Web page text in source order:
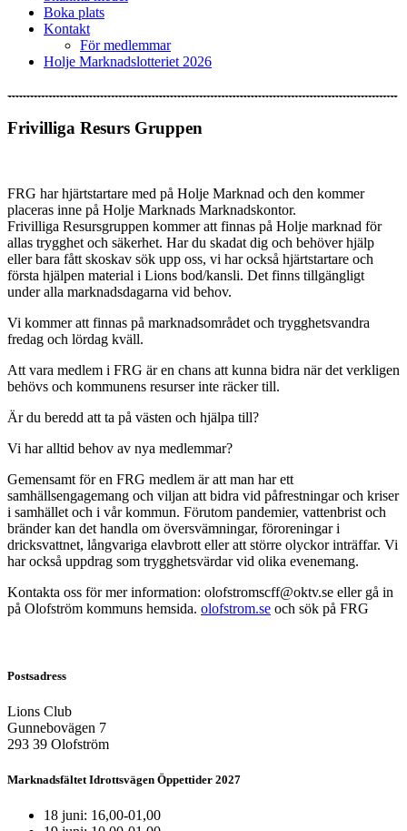
Boka plats
Kontakt
För medlemmar
Holje Marknadslotteriet 2026
Frivilliga Resurs Gruppen
FRG har hjärtstartare med på Holje Marknad och den kommer
placeras inne på Holje Marknads Marknadskontor.
Frivilliga Resursgruppen kommer att finnas på Holje marknad för
allas trygghet och säkerhet. Har du skadat dig och behöver hjälp
eller bara fått skoskav sök upp oss, vi har också hjärtstartare och
första hjälpen material i Lions bod/kansli. Det finns tillgängligt
under alla marknadsdagarna vid behov.
Vi kommer att finnas på marknadsområdet och trygghetsvandra
fredag och lördag kväll.
Att vara medlem i FRG är en chans att kunna bidra när det verkligen
behövs och kommunens resurser inte räcker till.
Är du beredd att ta på västen och hjälpa till?
Vi har alltid behov av nya medlemmar?
Gemensamt för en FRG medlem är att man har ett
samhällsengagemang och viljan att bidra vid påfrestningar och kriser
i samhället och i vår kommun. Förutom pandemier, vattenbrist och
bränder kan det handla om översvämningar, föroreningar i
dricksvattnet, långvariga elavbrott eller att större olyckor inträffar. Vi
har också uppdrag som trygghetsvärdar vid olika evenemang.
Kontakta oss för mer information: olofstromscff@oktv.se eller gå in
på Olofström kommuns hemsida. olofstrom.se och sök på FRG
Postsadress
Lions Club
Gunnebovägen 7
293 39 Olofström
Marknadsfältet Idrottsvägen Öppettider 2027
18 juni: 16,00-01,00